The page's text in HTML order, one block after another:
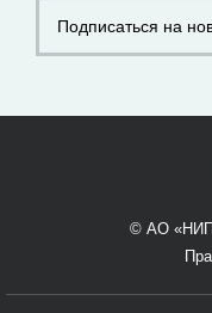
Подписаться на
© АО